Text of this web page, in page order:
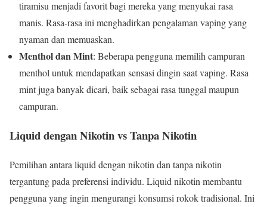
tiramisu menjadi favorit bagi mereka yang menyukai rasa
manis. Rasa-rasa ini menghadirkan pengalaman vaping yang
nyaman dan memuaskan.
Menthol dan Mint: Beberapa pengguna memilih campuran
menthol untuk mendapatkan sensasi dingin saat vaping. Rasa
mint juga banyak dicari, baik sebagai rasa tunggal maupun
campuran.
Liquid dengan Nikotin vs Tanpa Nikotin
Pemilihan antara liquid dengan nikotin dan tanpa nikotin
tergantung pada preferensi individu. Liquid nikotin membantu
pengguna yang ingin mengurangi konsumsi rokok tradisional. Ini